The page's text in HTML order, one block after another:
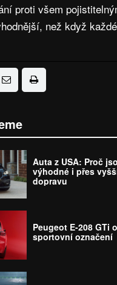
proti všem
než když
Auta z USA: Proč
výhodné i přes
dopravu
Peugeot E-208 GTi
sportovní označení